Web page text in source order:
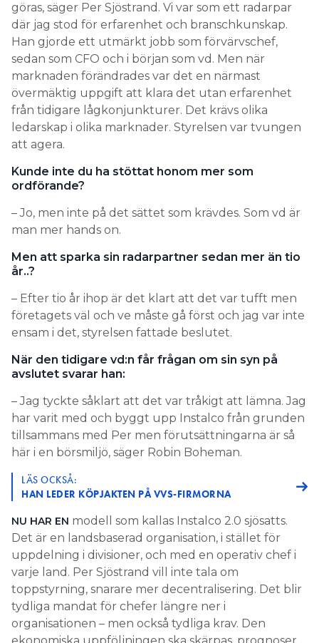
göras, säger Per Sjöstrand. Vi var som ett radarpar
där jag stod för erfarenhet och branschkunskap.
Han gjorde ett utmärkt jobb som förvärvschef,
sedan som CFO och i början som vd. Men när
marknaden förändrades var det en närmast
övermäktig uppgift att klara det utan erfarenhet
från tidigare lågkonjunkturer. Det krävs olika
ledarskap i olika marknader. Styrelsen var tvungen
att agera.
Kunde inte du ha stöttat honom mer som
ordförande?
– Jo, men inte på det sättet som krävdes. Som vd är
man mer hands on.
Men att sparka sin radarpartner sedan mer än tio
år..?
– Efter tio år ihop är det klart att det var tufft men
företagets väl och ve måste gå först och jag var inte
ensam i det, styrelsen fattade beslutet.
När den tidigare vd:n får frågan om sin syn på
avslutet svarar han:
– Jag tyckte såklart att det var tråkigt att lämna. Jag
har varit med och byggt upp Instalco från grunden
tillsammans med Per men förutsättningarna är så
här i en börsmiljö, säger Robin Boheman.
LÄS OCKSÅ:
HAN LEDER KÖPJAKTEN PÅ VVS-FIRMORNA
NU HAR EN modell som kallas Instalco 2.0 sjösatts.
Det är en landsbaserad organisation, i stället för
uppdelning i divisioner, och med en operativ chef i
varje land. Per Sjöstrand vill inte tala om
toppstyrning, snarare mer decentralisering. Det blir
tydliga mandat för chefer längre ner i
organisationen – men också tydliga krav. Den